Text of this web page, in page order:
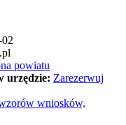
powiatu
urzędzie: Zarezerwuj
wniosków,